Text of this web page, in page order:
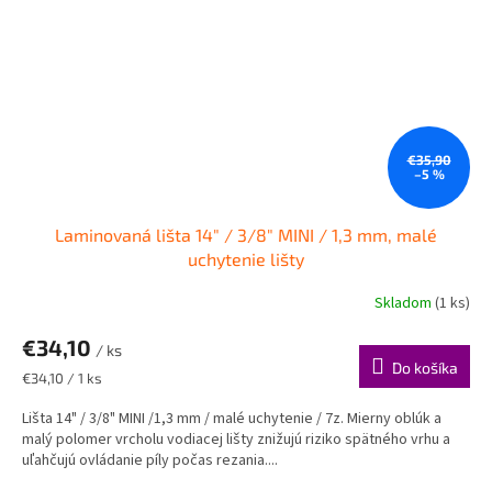
€35,90
–5 %
Laminovaná lišta 14" / 3/8" MINI / 1,3 mm, malé
uchytenie lišty
Skladom (1 ks)
€34,10 / ks
Jednotková
€34,10 / 1 ks
Do košíka
Lišta 14" / 3/8" MINI /1,3 mm / malé uchytenie / 7z. Mierny oblúk a
malý polomer vrcholu vodiacej lišty znižujú riziko spätného vrhu a
uľahčujú ovládanie píly počas rezania....